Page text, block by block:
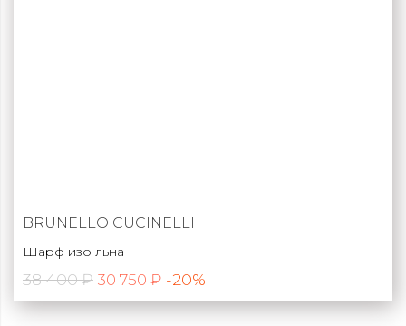
BRUNELLO CUCINELLI
Шарф изо льна
38 400 ₽ 30 750 ₽ -20%